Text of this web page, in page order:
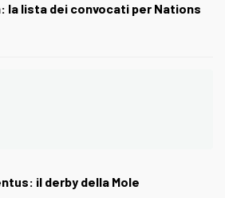
la lista dei convocati per Nations
il derby della Mole